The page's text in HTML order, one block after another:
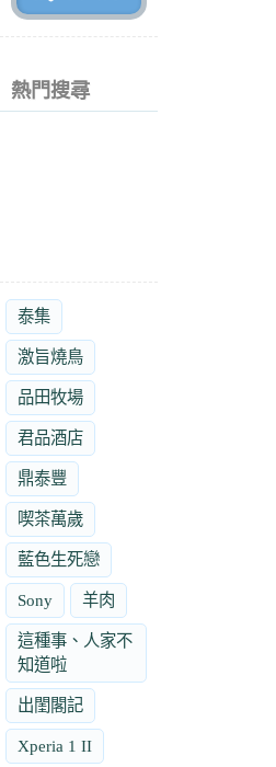
熱門搜尋
泰集
激旨燒鳥
品田牧場
君品酒店
鼎泰豐
喫茶萬歲
藍色生死戀
Sony 羊肉
這種事、人家不
知道啦
出閨閣記
Xperia 1 II